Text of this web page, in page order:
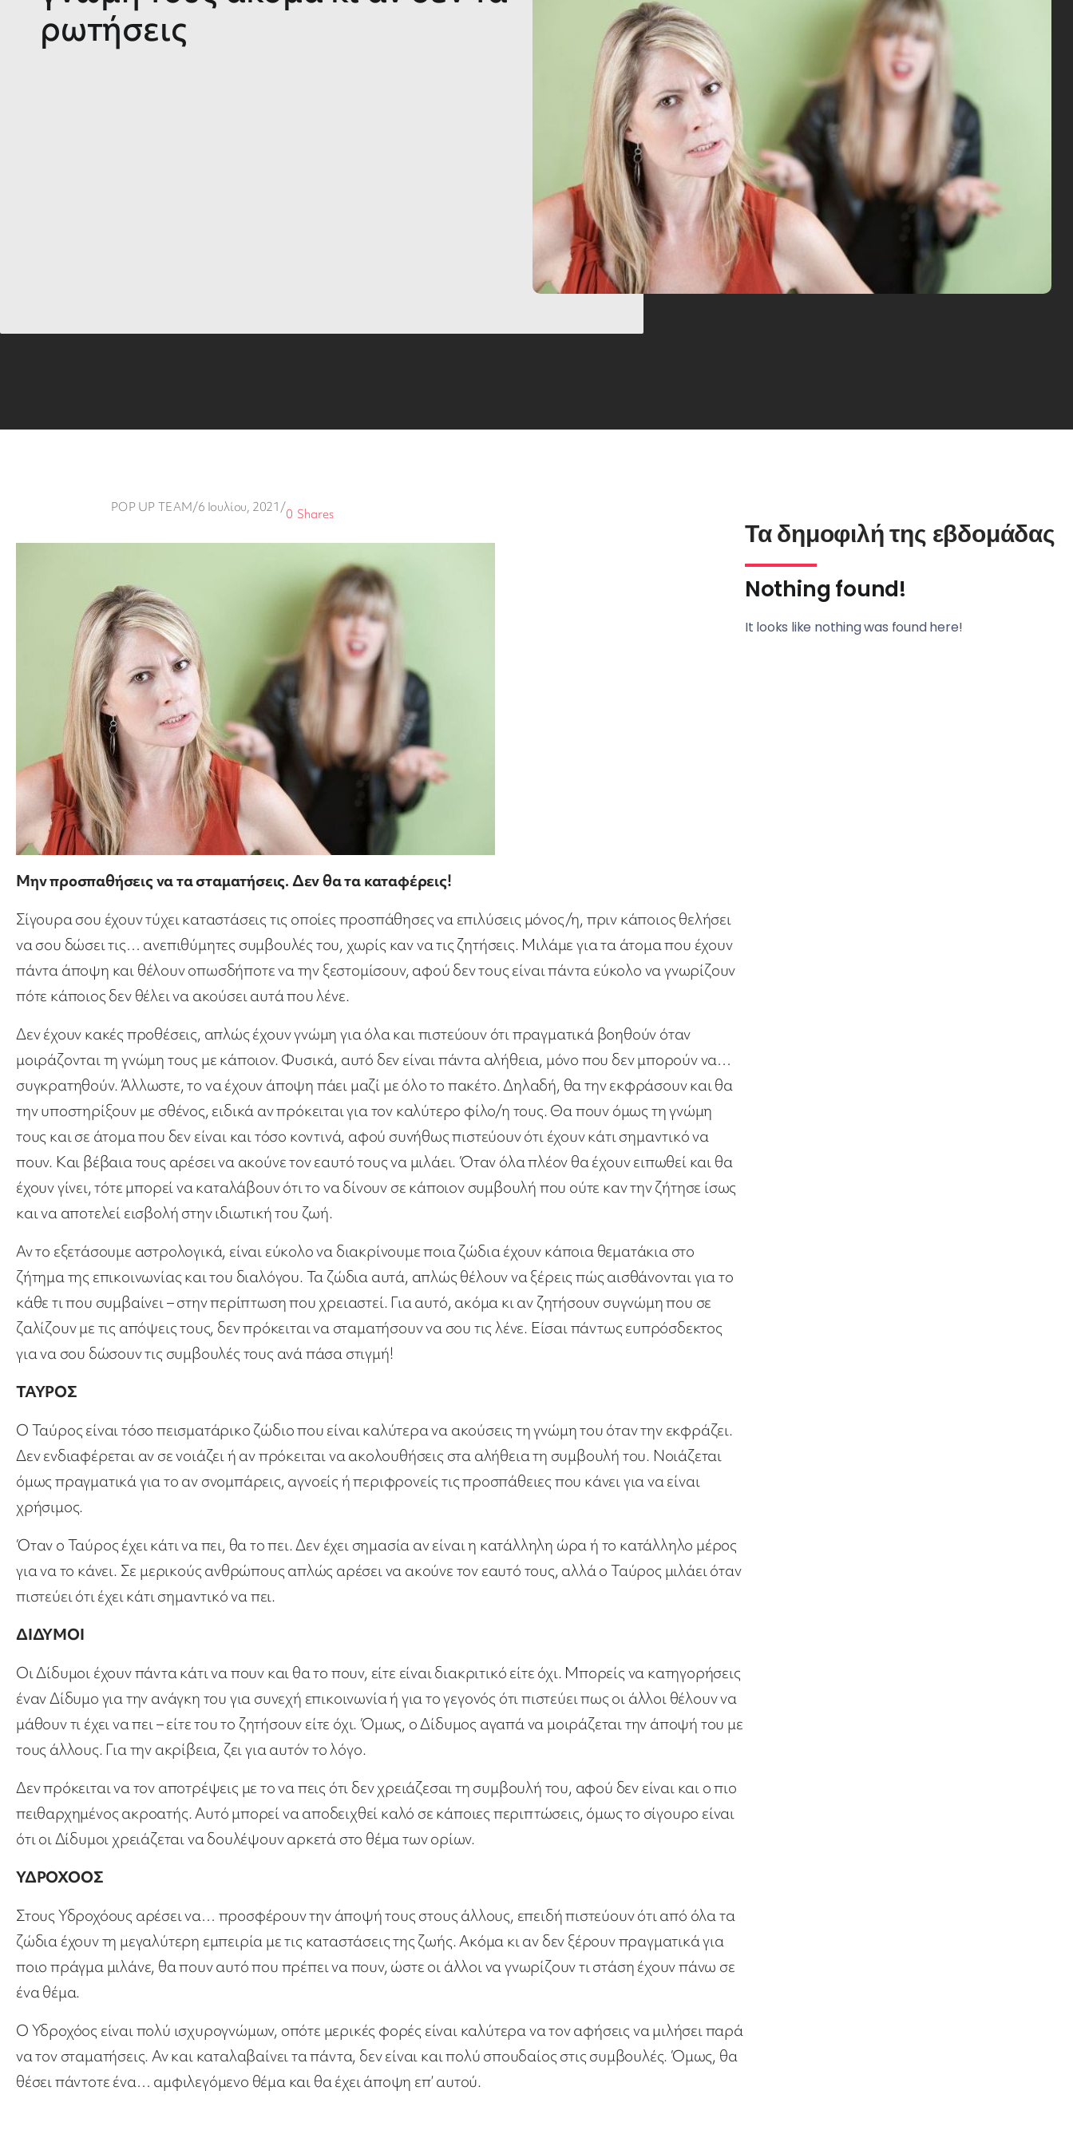
ρωτήσεις
POP UP TEAM/6 Ιουλίου, 2021 / Shares
0
Μην προσπαθήσεις να τα σταματήσεις. Δεν θα τα καταφέρεις!
Σίγουρα σου έχουν τύχει καταστάσεις τις οποίες προσπάθησες να επιλύσεις μόνος/η, πριν κάποιος θελήσει
να σου δώσει τις… ανεπιθύμητες συμβουλές του, χωρίς καν να τις ζητήσεις. Μιλάμε για τα άτομα που έχουν
πάντα άποψη και θέλουν οπωσδήποτε να την ξεστομίσουν, αφού δεν τους είναι πάντα εύκολο να γνωρίζουν
πότε κάποιος δεν θέλει να ακούσει αυτά που λένε.
Δεν έχουν κακές προθέσεις, απλώς έχουν γνώμη για όλα και πιστεύουν ότι πραγματικά βοηθούν όταν
μοιράζονται τη γνώμη τους με κάποιον. Φυσικά, αυτό δεν είναι πάντα αλήθεια, μόνο που δεν μπορούν να…
συγκρατηθούν. Άλλωστε, το να έχουν άποψη πάει μαζί με όλο το πακέτο. Δηλαδή, θα την εκφράσουν και θα
την υποστηρίξουν με σθένος, ειδικά αν πρόκειται για τον καλύτερο φίλο/η τους. Θα πουν όμως τη γνώμη
τους και σε άτομα που δεν είναι και τόσο κοντινά, αφού συνήθως πιστεύουν ότι έχουν κάτι σημαντικό να
πουν. Και βέβαια τους αρέσει να ακούνε τον εαυτό τους να μιλάει. Όταν όλα πλέον θα έχουν ειπωθεί και θα
έχουν γίνει, τότε μπορεί να καταλάβουν ότι το να δίνουν σε κάποιον συμβουλή που ούτε καν την ζήτησε ίσως
και να αποτελεί εισβολή στην ιδιωτική του ζωή.
Αν το εξετάσουμε αστρολογικά, είναι εύκολο να διακρίνουμε ποια ζώδια έχουν κάποια θεματάκια στο
ζήτημα της επικοινωνίας και του διαλόγου. Τα ζώδια αυτά, απλώς θέλουν να ξέρεις πώς αισθάνονται για το
κάθε τι που συμβαίνει – στην περίπτωση που χρειαστεί. Για αυτό, ακόμα κι αν ζητήσουν συγνώμη που σε
ζαλίζουν με τις απόψεις τους, δεν πρόκειται να σταματήσουν να σου τις λένε. Είσαι πάντως ευπρόσδεκτος
για να σου δώσουν τις συμβουλές τους ανά πάσα στιγμή!
ΤΑΥΡΟΣ
Ο Ταύρος είναι τόσο πεισματάρικο ζώδιο που είναι καλύτερα να ακούσεις τη γνώμη του όταν την εκφράζει.
Δεν ενδιαφέρεται αν σε νοιάζει ή αν πρόκειται να ακολουθήσεις στα αλήθεια τη συμβουλή του. Νοιάζεται
όμως πραγματικά για το αν σνομπάρεις, αγνοείς ή περιφρονείς τις προσπάθειες που κάνει για να είναι
χρήσιμος.
Όταν ο Ταύρος έχει κάτι να πει, θα το πει. Δεν έχει σημασία αν είναι η κατάλληλη ώρα ή το κατάλληλο μέρος
για να το κάνει. Σε μερικούς ανθρώπους απλώς αρέσει να ακούνε τον εαυτό τους, αλλά ο Ταύρος μιλάει όταν
πιστεύει ότι έχει κάτι σημαντικό να πει.
ΔΙΔΥΜΟΙ
Οι Δίδυμοι έχουν πάντα κάτι να πουν και θα το πουν, είτε είναι διακριτικό είτε όχι. Μπορείς να κατηγορήσεις
έναν Δίδυμο για την ανάγκη του για συνεχή επικοινωνία ή για το γεγονός ότι πιστεύει πως οι άλλοι θέλουν να
μάθουν τι έχει να πει – είτε του το ζητήσουν είτε όχι. Όμως, ο Δίδυμος αγαπά να μοιράζεται την άποψή του με
τους άλλους. Για την ακρίβεια, ζει για αυτόν το λόγο.
Δεν πρόκειται να τον αποτρέψεις με το να πεις ότι δεν χρειάζεσαι τη συμβουλή του, αφού δεν είναι και ο πιο
πειθαρχημένος ακροατής. Αυτό μπορεί να αποδειχθεί καλό σε κάποιες περιπτώσεις, όμως το σίγουρο είναι
ότι οι Δίδυμοι χρειάζεται να δουλέψουν αρκετά στο θέμα των ορίων.
ΥΔΡΟΧΟΟΣ
Στους Υδροχόους αρέσει να… προσφέρουν την άποψή τους στους άλλους, επειδή πιστεύουν ότι από όλα τα
ζώδια έχουν τη μεγαλύτερη εμπειρία με τις καταστάσεις της ζωής. Ακόμα κι αν δεν ξέρουν πραγματικά για
ποιο πράγμα μιλάνε, θα πουν αυτό που πρέπει να πουν, ώστε οι άλλοι να γνωρίζουν τι στάση έχουν πάνω σε
ένα θέμα.
Ο Υδροχόος είναι πολύ ισχυρογνώμων, οπότε μερικές φορές είναι καλύτερα να τον αφήσεις να μιλήσει παρά
να τον σταματήσεις. Αν και καταλαβαίνει τα πάντα, δεν είναι και πολύ σπουδαίος στις συμβουλές. Όμως, θα
θέσει πάντοτε ένα… αμφιλεγόμενο θέμα και θα έχει άποψη επ’ αυτού.
Τα δημοφιλή της εβδομάδας
Nothing found!
It looks like nothing was found here!